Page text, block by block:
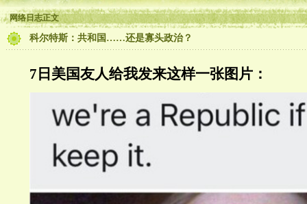
网络日志正文
科尔特斯：共和国……还是寡头政治？
7日美国友人给我发来这样一张图片：